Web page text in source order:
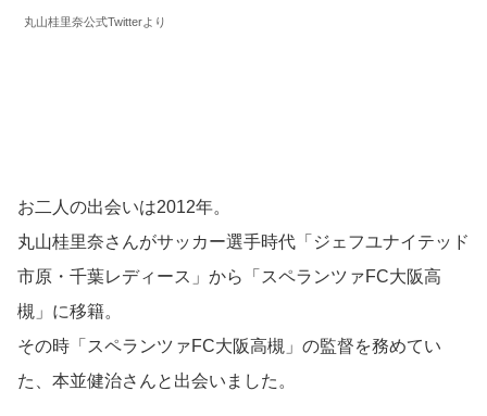
丸山桂里奈公式Twitterより
お二人の出会いは2012年。
丸山桂里奈さんがサッカー選手時代「ジェフユナイテッド
市原・千葉レディース」から「スペランツァFC大阪高
槻」に移籍。
その時「スペランツァFC大阪高槻」の監督を務めてい
た、本並健治さんと出会いました。